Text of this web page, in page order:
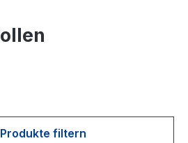
Produkte filtern